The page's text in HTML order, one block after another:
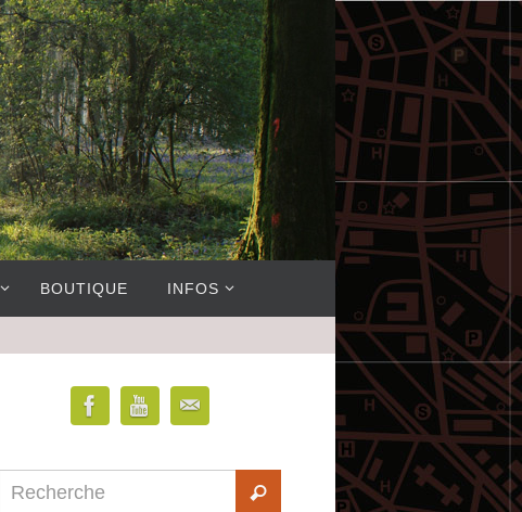
BOUTIQUE INFOS